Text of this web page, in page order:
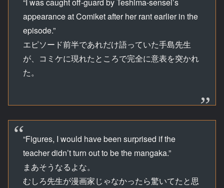
“I was caught off-guard by Teshima-sensei’s
appearance at Comiket after her rant earlier in the
episode.”
エピソード前半であれだけ語っていた手島先生
が、コミケに現れたところで完全に意表を突かれ
た。
“Figures, I would have been surprised if the
teacher didn’t turn out to be the mangaka.”
まあそうなるよな。
むしろ先生が漫画家じゃなかったら驚いてたと思